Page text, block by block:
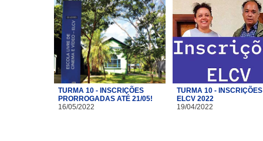
TURMA 10 - INSCRIÇÕES
PRORROGADAS ATÉ 21/05!
16/05/2022
TURMA 10 - INSCRIÇÕES
ELCV 2022
19/04/2022